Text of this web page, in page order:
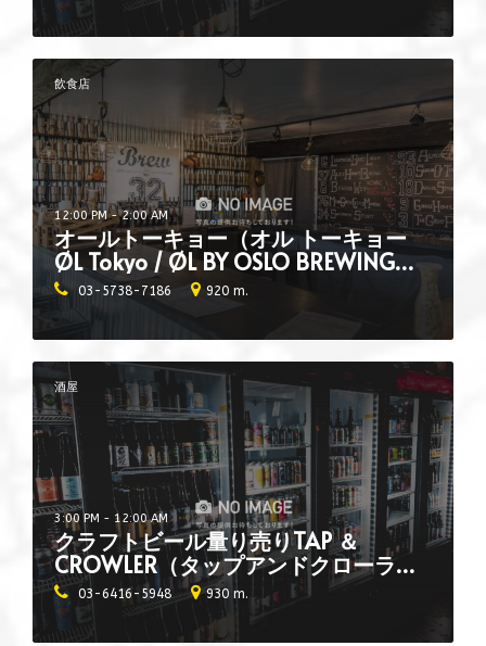
飲食店
オールトーキョー（オル トーキョー
ØL Tokyo / ØL BY OSLO BREWING
CO.）
12:00 PM - 2:00 AM
03-5738-7186 920 m.
酒屋
クラフトビール量り売りTAP ＆
CROWLER（タップアンドクローラ
ー）渋谷店
3:00 PM - 12:00 AM
03-6416-5948 930 m.